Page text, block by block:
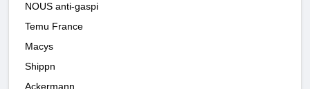
NOUS anti-gaspi
Temu France
Macys
Shippn
Ackermann